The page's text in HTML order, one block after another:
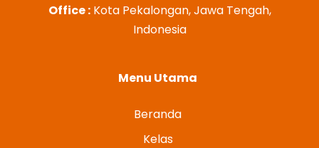
Office :Kota Pekalongan, Jawa Tengah,
Indonesia
Menu Utama
Beranda
Kelas